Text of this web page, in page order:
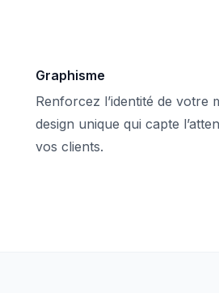
Graphisme
Renforcez l’identité de votre
design unique qui capte
vos clients.